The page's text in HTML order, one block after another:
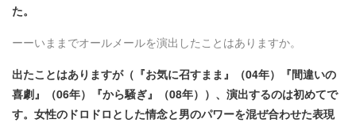
た。
ーーいままでオールメールを演出したことはありますか。
出たことはありますが（『お気に召すまま』（04年）『間違いの
喜劇』（06年）『から騒ぎ』（08年））、演出するのは初めてで
す。女性のドロドロとした情念と男のパワーを混ぜ合わせた表現